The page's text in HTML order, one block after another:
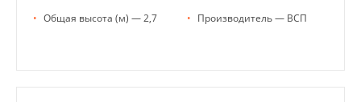
• Общая высота (м) — 2,7
• Производитель — ВСП